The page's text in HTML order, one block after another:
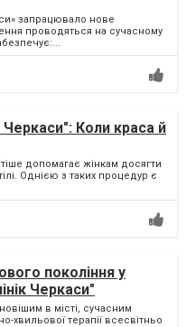
запрацювало нове
проводяться на сучасному
Черкаси": Коли краса й
допомагає жінкам досягти
Однією з таких процедур є
покоління у
Черкаси"
в місті, сучасним
хвильової терапії всесвітньо